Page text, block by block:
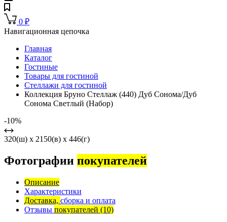
0 ₽
Навигационная цепочка
Главная
Каталог
Гостиные
Товары для гостиной
Стеллажи для гостиной
Коллекция Бруно Стеллаж (440) Дуб Сонома/Дуб
Сонома Светлый (Набор)
-10%
320(ш) x 2150(в) x 446(г)
Фотографии покупателей
Описание
Характеристики
Доставка, сборка и оплата
Отзывы покупателей (10)